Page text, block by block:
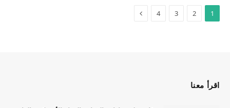
1
2
3
4
اقرأ معنا